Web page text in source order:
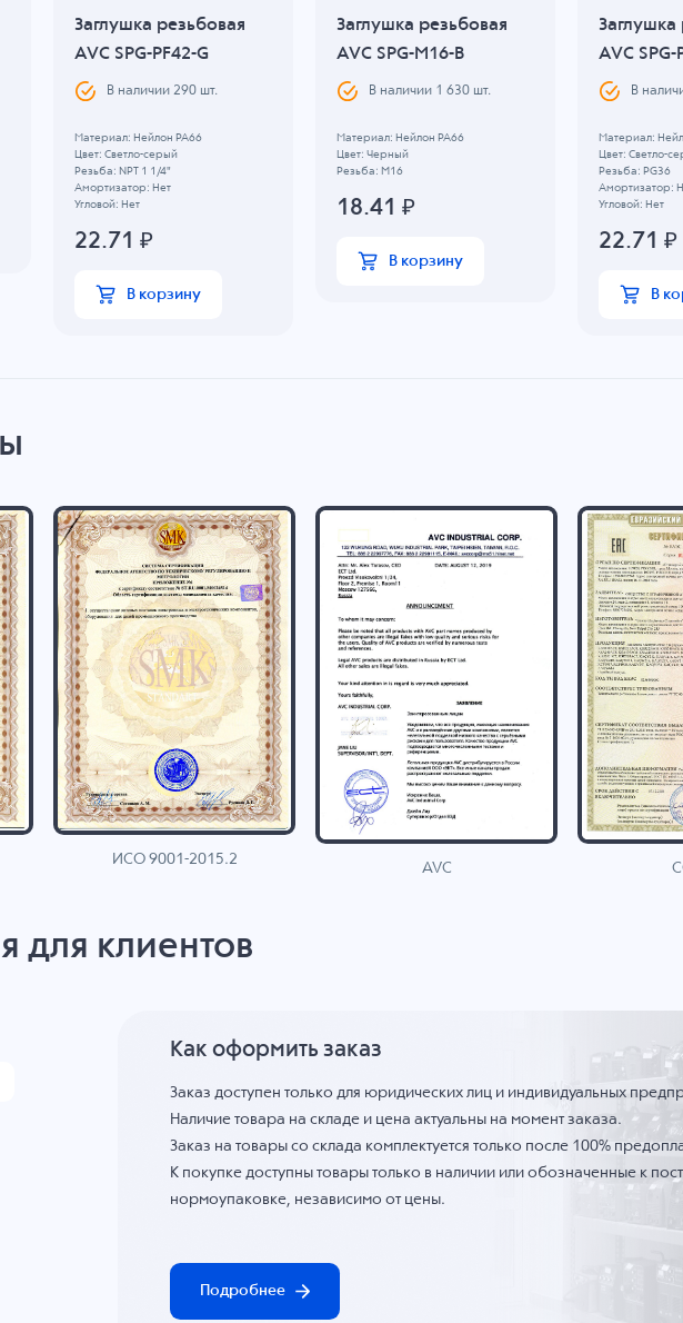
Заглушка резьбовая
AVC SPG-PF42-G
В наличии290 шт.
Материал: Нейлон PA66
Цвет: Светло-серый
Резьба: NPT 1 1/4"
Амортизатор: Нет
Угловой: Нет
22.71 ₽
В корзину
Заглушка резьбовая
AVC SPG-M16-B
В наличии 1 630 шт.
Материал: Нейлон PA66
Цвет: Черный
Резьба: M16
18.41 ₽
В корзину
Заглушка
AVC SPG-
В
Материал:
Цвет: Светло-
Резьба: PG36
Амортизатор:
Угловой: Нет
22.71 ₽
В
ИСО 9001-2015.2
AVC
для клиентов
Как оформить заказ
Заказ доступен только для юридических лиц и индивидуальных
Наличие товара на складе и цена актуальны на момент заказа.
Заказ на товары со склада комплектуется только после 100%
К покупке доступны товары только в наличии или обозначенные к
нормоупаковке, независимо от цены.
Подробнее